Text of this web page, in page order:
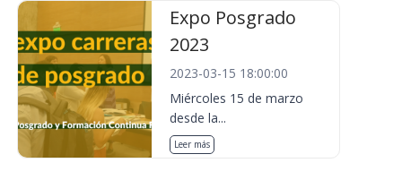
Expo Posgrado
2023
2023-03-15 18:00:00
Miércoles 15 de marzo
desde la...
Leer más